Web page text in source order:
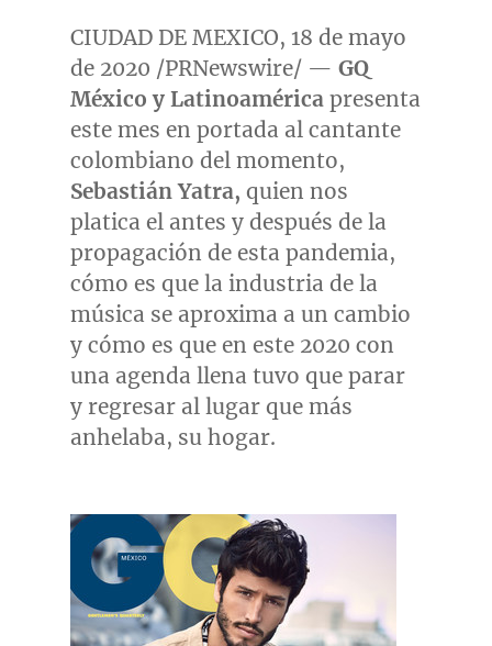
CIUDAD DE MEXICO, 18 de mayo
de 2020 /PRNewswire/ — GQ
México y Latinoaméricapresenta
este mes en portada al cantante
colombiano del momento,
Sebastián Yatra, quien nos
platica el antes y después de la
propagación de esta pandemia,
cómo es que la industria de la
música se aproxima a un cambio
y cómo es que en este 2020 con
una agenda llena tuvo que parar
y regresar al lugar que más
anhelaba, su hogar.